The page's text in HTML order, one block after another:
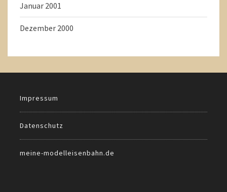
Januar 2001
Dezember 2000
Impressum
Datenschutz
meine-modelleisenbahn.de